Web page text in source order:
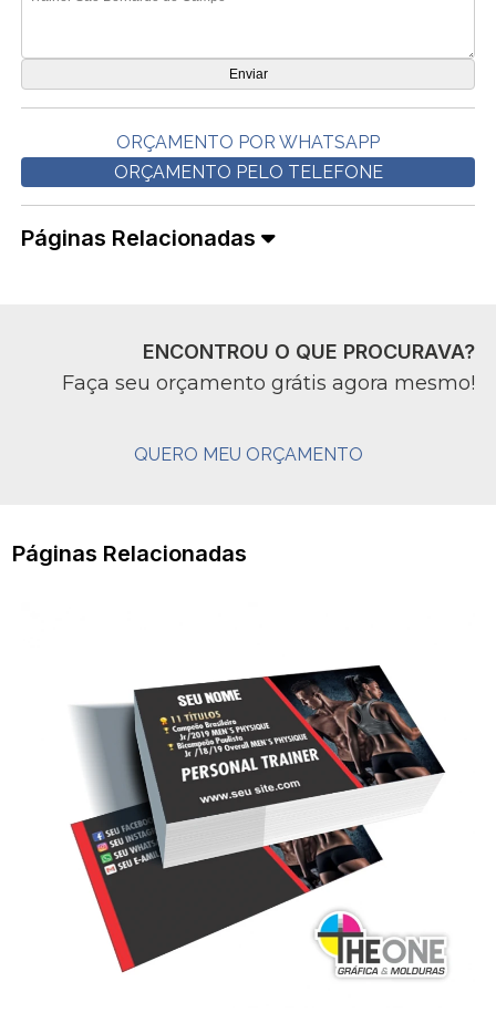
ORÇAMENTO POR WHATSAPP
ORÇAMENTO PELO TELEFONE
Páginas Relacionadas
ENCONTROU O QUE PROCURAVA?
Faça seu orçamento grátis agora mesmo!
QUERO MEU ORÇAMENTO
Páginas Relacionadas